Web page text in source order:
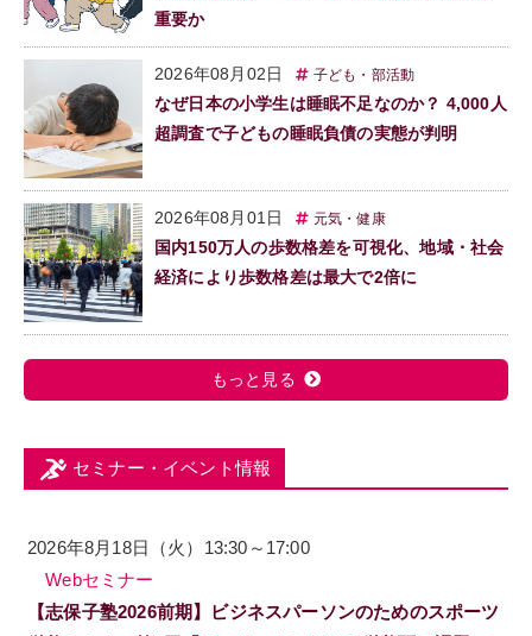
重要か
2026年08月02日 子ども・部活動
なぜ日本の小学生は睡眠不足なのか？ 4,000人
超調査で子どもの睡眠負債の実態が判明
2026年08月01日 元気・健康
国内150万人の歩数格差を可視化、地域・社会
経済により歩数格差は最大で2倍に
もっと見る
セミナー・イベント情報
2026年8月18日（火）13:30～17:00
Webセミナー
【志保子塾2026前期】ビジネスパーソンのためのスポーツ